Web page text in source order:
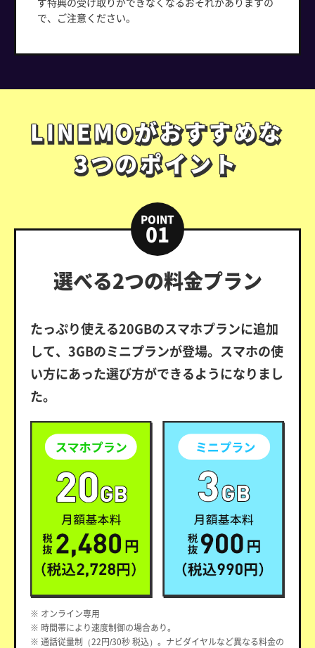
で、ご注意ください。
LINEMOがおすすめな
3つのポイント
LINEMOがおすすめな
3つのポイント
POINT
01
選べる2つの料金プラン
たっぷり使える20GBのスマホプランに追加
して、3GBのミニプランが登場。スマホの使
い方にあった選び方ができるようになりまし
た。
※ オンライン専用
※ 時間帯により速度制御の場合あり。
※ 通話従量制（22円/30秒 税込）。ナビダイヤルなど異なる料金の